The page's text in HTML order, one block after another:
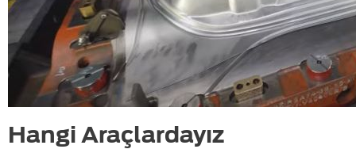
Hangi Araçlardayız